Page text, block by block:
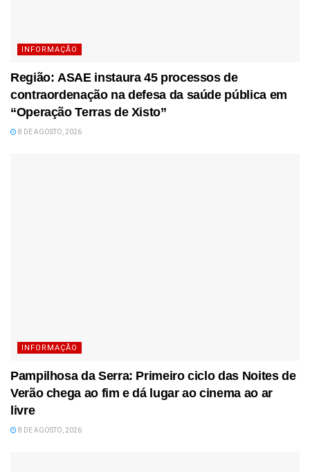
INFORMAÇÃO
Região: ASAE instaura 45 processos de
contraordenação na defesa da saúde pública em
“Operação Terras de Xisto”
8 DE AGOSTO, 2026
INFORMAÇÃO
Pampilhosa da Serra: Primeiro ciclo das Noites de
Verão chega ao fim e dá lugar ao cinema ao ar
livre
8 DE AGOSTO, 2026